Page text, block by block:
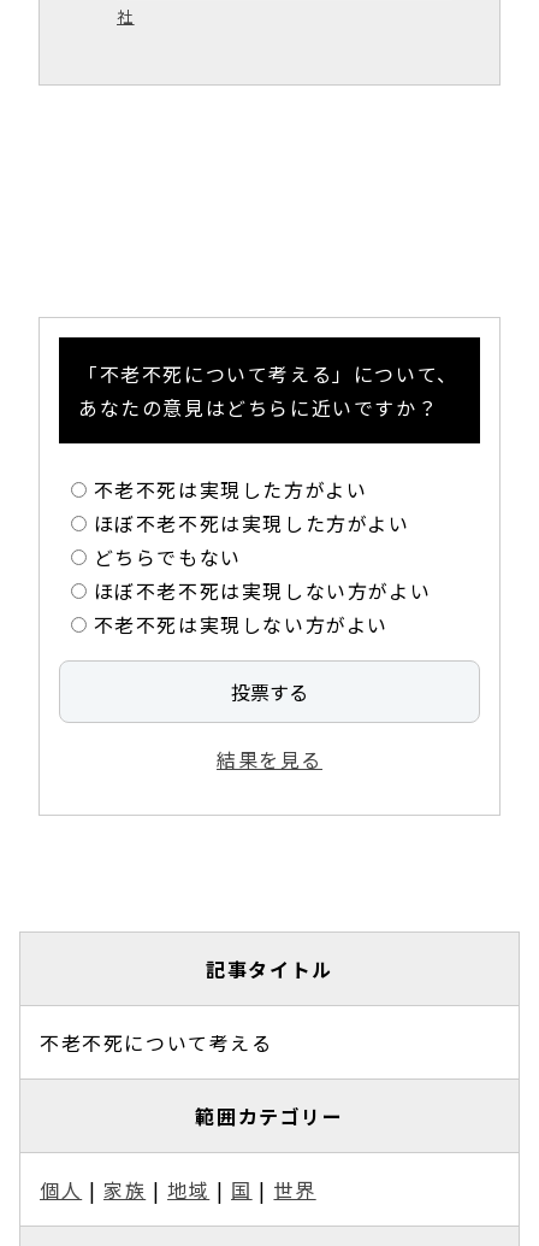
社
「不老不死について考える」について、
あなたの意見はどちらに近いですか？
不老不死は実現した方がよい
ほぼ不老不死は実現した方がよい
どちらでもない
ほぼ不老不死は実現しない方がよい
不老不死は実現しない方がよい
結果を見る
記事タイトル
不老不死について考える
範囲カテゴリー
個人 | 家族 |地域 | 国 | 世界